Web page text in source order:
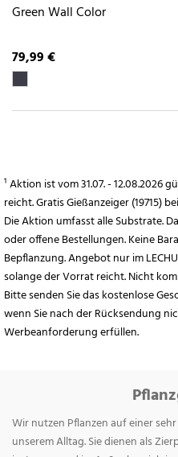
Green Wall Color
79,99 €
¹ Aktion ist vom 31.07. -
reicht. Gratis Gießanzeiger (19715)
Die Aktion umfasst alle Substrate.
oder offene Bestellungen. Keine
Bepflanzung. Angebot nur im
solange der Vorrat reicht. Nicht
Bitte senden Sie das kostenlose
wenn Sie nach der Rücksendung
Werbeanforderung erfüllen.
Wir nutzen Pflanzen auf einer
unserem Alltag. Sie dienen als